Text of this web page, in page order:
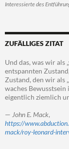
Interessierte des
ZUFÄLLIGES ZITAT
Und das, was wir als
entspannten
Zustand, den wir als
waches
eigentlich ziemlich
— John E. Mack,
https://
mack/roy-leonard-